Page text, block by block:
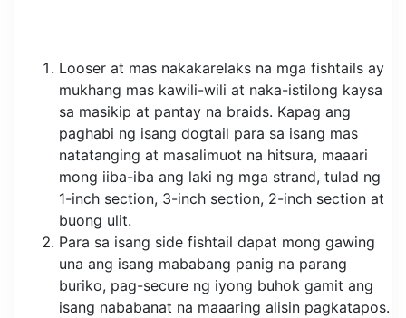
Looser at mas nakakarelaks na mga fishtails ay
mukhang mas kawili-wili at naka-istilong kaysa
sa masikip at pantay na braids. Kapag ang
paghabi ng isang dogtail para sa isang mas
natatanging at masalimuot na hitsura, maaari
mong iiba-iba ang laki ng mga strand, tulad ng
1-inch section, 3-inch section, 2-inch section at
buong ulit.
Para sa isang side fishtail dapat mong gawing
una ang isang mababang panig na parang
buriko, pag-secure ng iyong buhok gamit ang
isang nababanat na maaaring alisin pagkatapos.